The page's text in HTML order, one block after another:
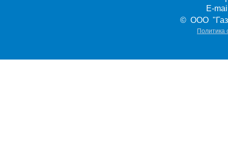
E-
© ООО
Политика